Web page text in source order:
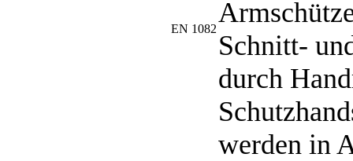
EN 1082
Schnitt-
durch
werden in